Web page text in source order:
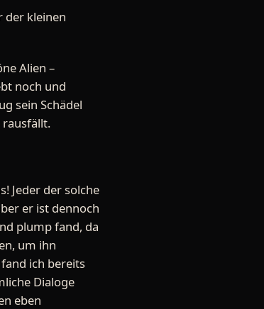
der kleinen
Alien –
noch und
sein Schädel
rausfällt.
Jeder der solche
er ist dennoch
plump fand, da
um ihn
ich bereits
Dialoge
eben